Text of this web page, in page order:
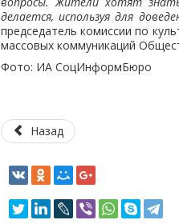
делается, используя для
председатель комиссии по
массовых коммуникаций
Фото: ИА СоцИнформБюро
Назад